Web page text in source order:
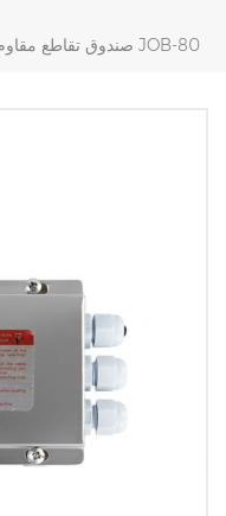
صندوق تقاطع مقاوم للماء JOB-80